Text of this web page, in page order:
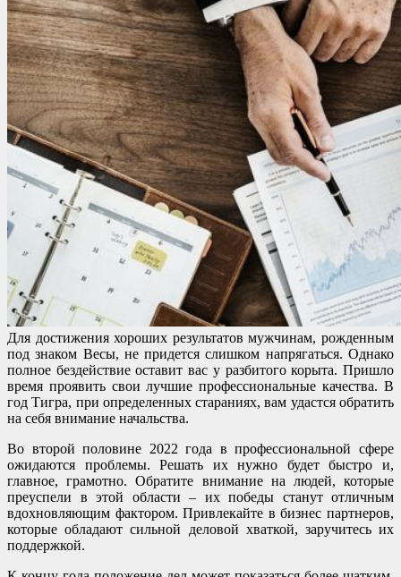
Для достижения хороших результатов мужчинам, рожденным
под знаком Весы, не придется слишком напрягаться. Однако
полное бездействие оставит вас у разбитого корыта. Пришло
время проявить свои лучшие профессиональные качества. В
год Тигра, при определенных стараниях, вам удастся обратить
на себя внимание начальства.
Во второй половине 2022 года в профессиональной сфере
ожидаются проблемы. Решать их нужно будет быстро и,
главное, грамотно. Обратите внимание на людей, которые
преуспели в этой области – их победы станут отличным
вдохновляющим фактором. Привлекайте в бизнес партнеров,
которые обладают сильной деловой хваткой, заручитесь их
поддержкой.